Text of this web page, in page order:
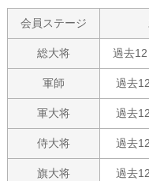
会員ステージ
総大将 過去
軍師 過去
軍大将 過去
侍大将 過去
旗大将 過去